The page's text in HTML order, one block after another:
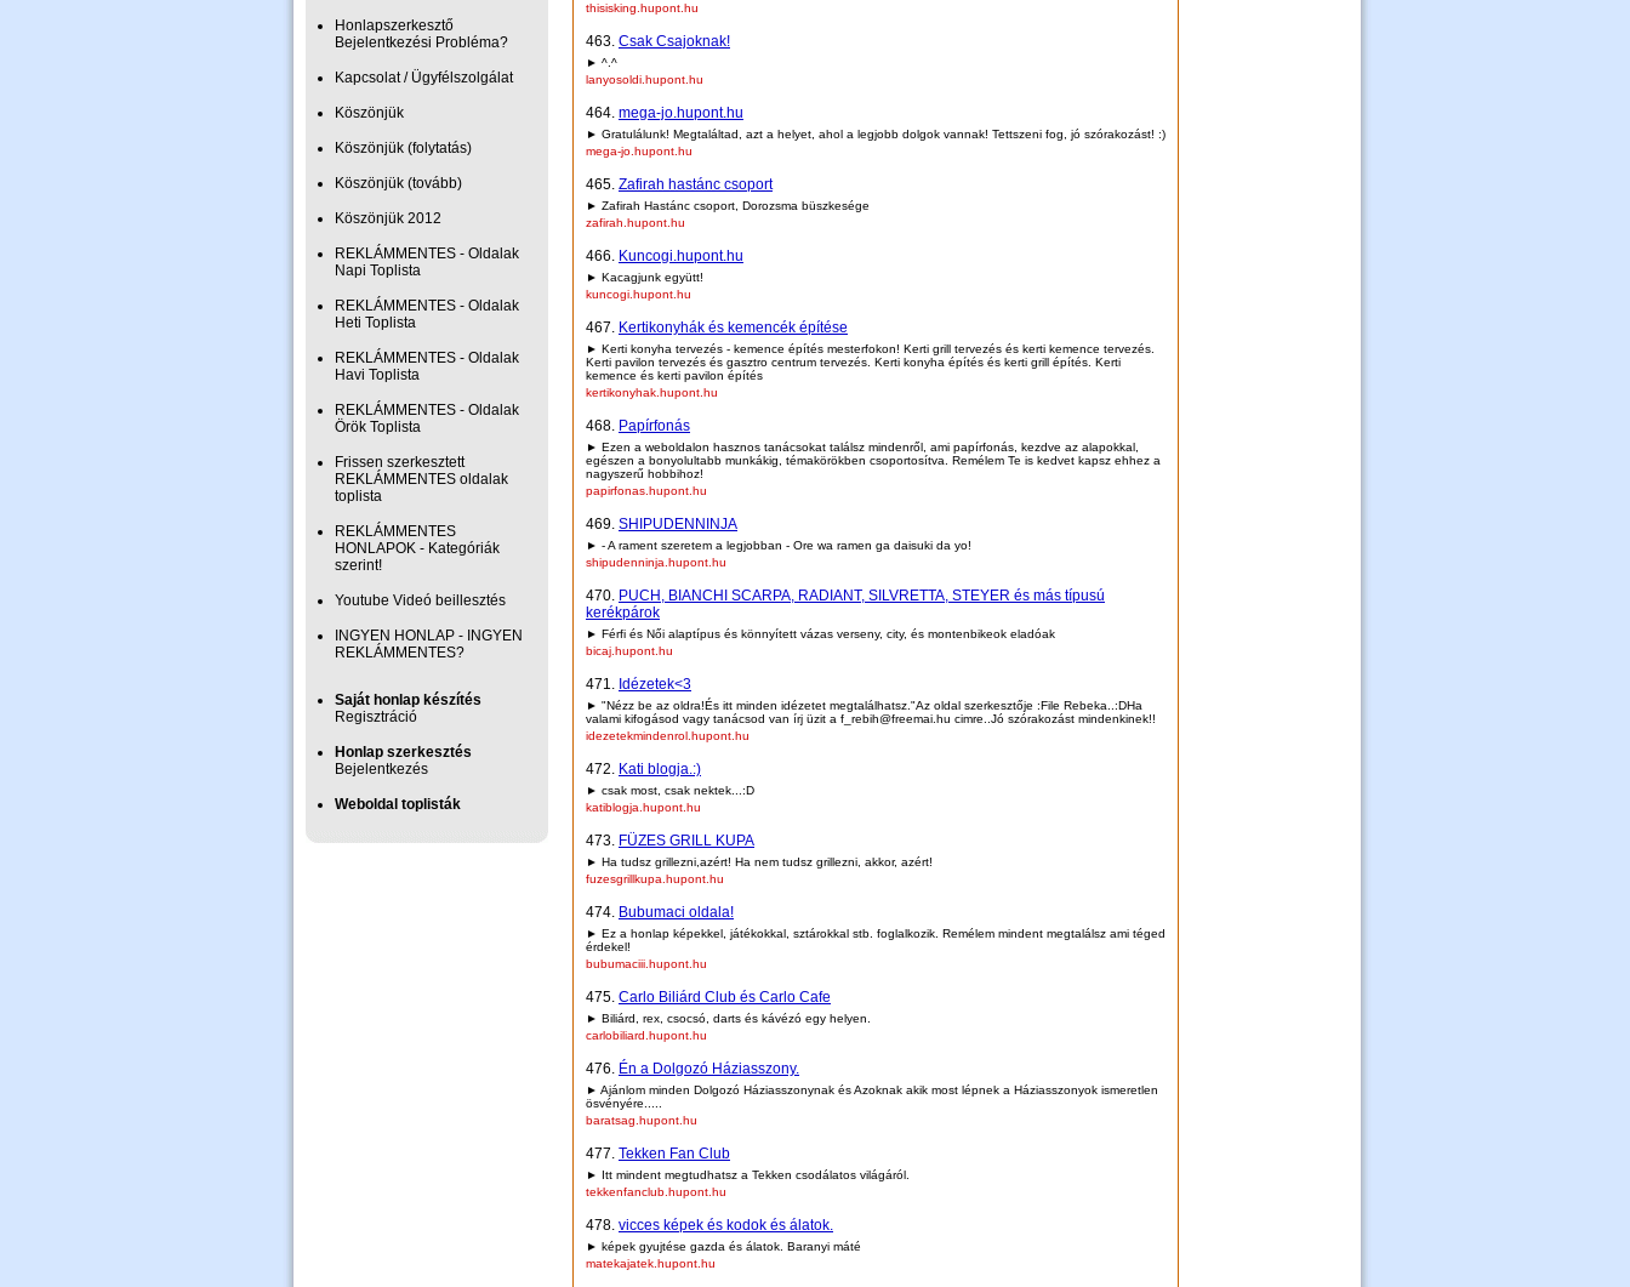
Honlapszerkesztő
Bejelentkezési Probléma?
Kapcsolat / Ügyfélszolgálat
Köszönjük
Köszönjük (folytatás)
Köszönjük (tovább)
Köszönjük 2012
REKLÁMMENTES - Oldalak
Napi Toplista
REKLÁMMENTES - Oldalak
Heti Toplista
REKLÁMMENTES - Oldalak
Havi Toplista
REKLÁMMENTES - Oldalak
Örök Toplista
Frissen szerkesztett
REKLÁMMENTES oldalak
toplista
REKLÁMMENTES
HONLAPOK - Kategóriák
szerint!
Youtube Videó beillesztés
INGYEN HONLAP - INGYEN
REKLÁMMENTES?
Saját honlap készítés
Regisztráció
Honlap szerkesztés
Bejelentkezés
Weboldal toplisták
thisisking.hupont.hu
463. Csak Csajoknak!
► ^.^
lanyosoldi.hupont.hu
464. mega-jo.hupont.hu
► Gratulálunk! Megtaláltad, azt a helyet, ahol a legjobb dolgok vannak! Tettszeni fog, jó szórakozást! :)
mega-jo.hupont.hu
465. Zafirah hastánc csoport
► Zafirah Hastánc csoport, Dorozsma büszkesége
zafirah.hupont.hu
466. Kuncogi.hupont.hu
► Kacagjunk együtt!
kuncogi.hupont.hu
467. Kertikonyhák és kemencék építése
► Kerti konyha tervezés - kemence építés mesterfokon! Kerti grill tervezés és kerti kemence tervezés.
Kerti pavilon tervezés és gasztro centrum tervezés. Kerti konyha építés és kerti grill építés. Kerti
kemence és kerti pavilon építés
kertikonyhak.hupont.hu
468. Papírfonás
► Ezen a weboldalon hasznos tanácsokat találsz mindenről, ami papírfonás, kezdve az alapokkal,
egészen a bonyolultabb munkákig, témakörökben csoportosítva. Remélem Te is kedvet kapsz ehhez a
nagyszerű hobbihoz!
papirfonas.hupont.hu
469. SHIPUDENNINJA
► - A rament szeretem a legjobban - Ore wa ramen ga daisuki da yo!
shipudenninja.hupont.hu
470. PUCH, BIANCHI SCARPA, RADIANT, SILVRETTA, STEYER és más típusú
kerékpárok
► Férfi és Női alaptípus és könnyített vázas verseny, city, és montenbikeok eladóak
bicaj.hupont.hu
471. Idézetek<3
► "Nézz be az oldra!És itt minden idézetet megtalálhatsz."Az oldal szerkesztője :File Rebeka..:DHa
valami kifogásod vagy tanácsod van írj üzit a f_rebih@freemai.hu cimre..Jó szórakozást mindenkinek!!
idezetekmindenrol.hupont.hu
472. Kati blogja.:)
► csak most, csak nektek...:D
katiblogja.hupont.hu
473. FÜZES GRILL KUPA
► Ha tudsz grillezni,azért! Ha nem tudsz grillezni, akkor, azért!
fuzesgrillkupa.hupont.hu
474. Bubumaci oldala!
► Ez a honlap képekkel, játékokkal, sztárokkal stb. foglalkozik. Remélem mindent megtalálsz ami téged
érdekel!
bubumaciii.hupont.hu
475. Carlo Biliárd Club és Carlo Cafe
► Biliárd, rex, csocsó, darts és kávézó egy helyen.
carlobiliard.hupont.hu
476. Én a Dolgozó Háziasszony.
► Ajánlom minden Dolgozó Háziasszonynak és Azoknak akik most lépnek a Háziasszonyok ismeretlen
ösvényére.....
baratsag.hupont.hu
477. Tekken Fan Club
► Itt mindent megtudhatsz a Tekken csodálatos világáról.
tekkenfanclub.hupont.hu
478. vicces képek és kodok és álatok.
► képek gyujtése gazda és álatok. Baranyi máté
matekajatek.hupont.hu